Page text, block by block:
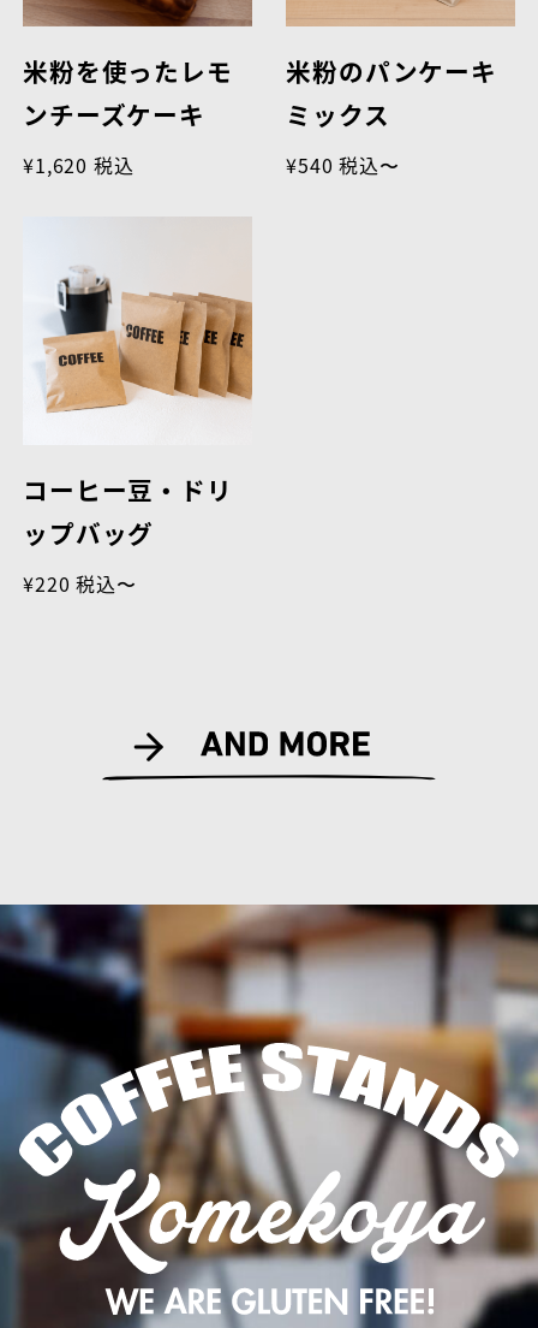
米粉を使ったレモ
ンチーズケーキ
¥1,620 税込
米粉のパンケーキ
ミックス
¥540 税込〜
コーヒー豆・ドリ
ップバッグ
¥220 税込〜